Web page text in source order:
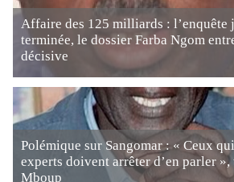
Affaire des 125 milliards : l’enquête
terminée, le dossier Farba Ngom
décisive
Polémique sur Sangomar : « Ceux
experts doivent arrêter d’en parler »,
Mboup